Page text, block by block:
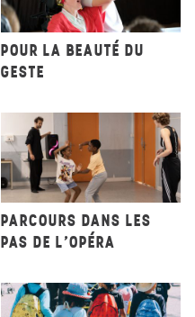
POUR LA BEAUTÉ DU
GESTE
PARCOURS DANS LES
PAS DE L’OPÉRA